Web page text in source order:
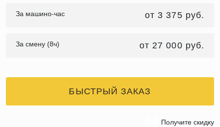
За машино-час от 3 375 руб.
За смену (8ч) от 27 000 руб.
БЫСТРЫЙ ЗАКАЗ
Получите скидку